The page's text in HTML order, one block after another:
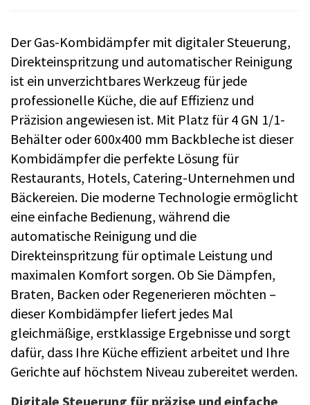
Der Gas-Kombidämpfer mit digitaler Steuerung,
Direkteinspritzung und automatischer Reinigung
ist ein unverzichtbares Werkzeug für jede
professionelle Küche, die auf Effizienz und
Präzision angewiesen ist. Mit Platz für 4 GN 1/1-
Behälter oder 600x400 mm Backbleche ist dieser
Kombidämpfer die perfekte Lösung für
Restaurants, Hotels, Catering-Unternehmen und
Bäckereien. Die moderne Technologie ermöglicht
eine einfache Bedienung, während die
automatische Reinigung und die
Direkteinspritzung für optimale Leistung und
maximalen Komfort sorgen. Ob Sie Dämpfen,
Braten, Backen oder Regenerieren möchten –
dieser Kombidämpfer liefert jedes Mal
gleichmäßige, erstklassige Ergebnisse und sorgt
dafür, dass Ihre Küche effizient arbeitet und Ihre
Gerichte auf höchstem Niveau zubereitet werden.
Digitale Steuerung für präzise und einfache